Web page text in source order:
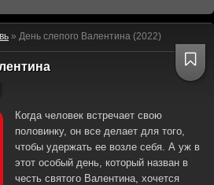
» День слепого Валентина (2022)
Когда человек встречает свою
половинку, он все делает для того,
чтобы удержать ее возле себя. А уж в
этот особый день, который назван в
честь святого Валентина, хочется